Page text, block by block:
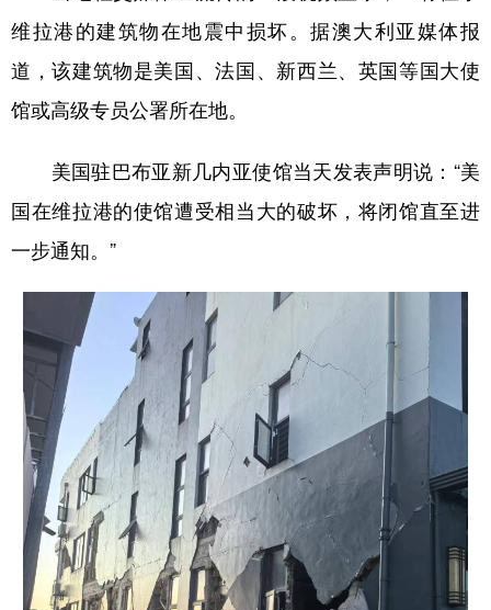
维拉港的建筑物在地震中损坏。据澳大利亚媒体报
道，该建筑物是美国、法国、新西兰、英国等国大使
馆或高级专员公署所在地。
美国驻巴布亚新几内亚使馆当天发表声明说：“美
国在维拉港的使馆遭受相当大的破坏，将闭馆直至进
一步通知。”